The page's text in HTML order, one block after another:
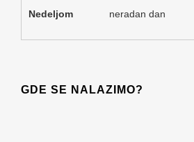
Nedeljom neradan dan
GDE SE NALAZIMO?